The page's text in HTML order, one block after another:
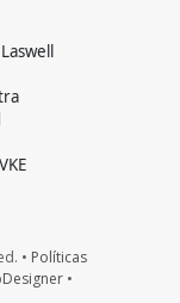
• Políticas
•